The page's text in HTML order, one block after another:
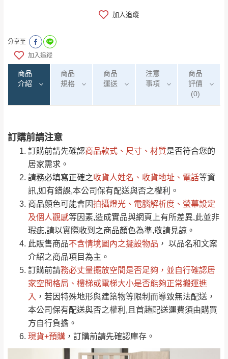
加入追蹤
分享至
加入追蹤
商品
介紹
商品
規格
商品
運送
注意
事項
商品
評價
(0)
訂購前請注意
訂購前請先確認商品款式、尺寸、材質是否符合您的
居家需求。
請務必填寫正確之收貨人姓名、收貨地址、電話等資
訊,如有錯誤,本公司保有配送與否之權利。
商品顏色可能會因拍攝燈光、電腦解析度、螢幕設定
及個人觀感等因素,造成實品與網頁上有所差異,此並非
瑕疵,請以實際收到之商品顏色為準,敬請見諒。
此販售商品不含情境圖內之擺設物品 ， 以品名和文案
介紹之商品項目為主。
訂購前請務必丈量擺放空間是否足夠 ，並自行確認居
家空間格局、 樓梯或電梯大小是否能夠正常搬運進
入 ，若因特殊地形與建築物等限制而導致無法配送，
本公司保有配送與否之權利,且首趟配送運費須由購買
方自行負擔。
現貨+預購 ，訂購前請先確認庫存。
運 費 說 明
運送地區 運送費用
偏遠地區
（請先線上詢問 LINE
→@dershin ）
桃園
免 運
費
復興鄉
新竹
峨眉鄉、五峰鄉、
橫山、北埔鄉、尖
石鄉、寶山鄉山
區、新埔山區、芎
注意事項：
由於品項繁多，網頁無法及時更新，如有需
要購買商品，請於出發前來電或到「官方
Line客服」來信確認商品是否有「現貨」與
「金額」。
若商品價格或庫存有異常，商家有權取消訂
單。部分網路商品恕無法更改原設計或客製，敬請
見諒！
接單後二日內(不含例假日)，我們客服會與您
電話聯絡或E-Mail通知確認訂單。
（線上客
服 LINE → @dershin）
下單前先詢問是否現貨 ，若未詢問下單後無
現貨我們客服會再來電或E-Mail與您聯絡
（洽詢方式請搜尋 Line ID →
0/5 (0)筆
全部 依評論高至低排列
依評論低至高排列 只顯示附上圖片
只顯示附上評論